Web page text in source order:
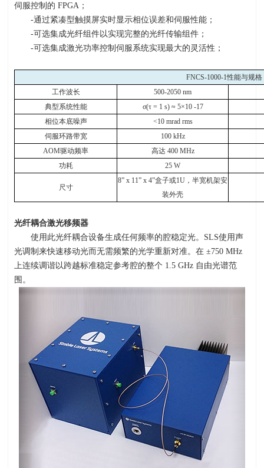
伺服控制的 FPGA ；
-通过紧凑型触摸屏实时显示相位误差和伺服性能；
-可选集成光纤组件以实现完整的光纤传输组件；
-可选集成激光功率控制伺服系统实现最大的灵活性；
FNCS-1000-1性能与规格
工作波长
500-2050 nm
典型系统性能
σ(τ= 1 s) ≈ 5×10 -17
相位本底噪声
<10 mrad rms
伺服环路带宽
100 kHz
AOM驱动频率 高达400 MHz
功耗
25 W
尺寸
8” x 11” x 4”盒子或1U ，半宽机架安
装外壳
光纤耦合激光移频器
使用此光纤耦合设备生成任何频率的腔稳定光。 SLS使用声
光调制来快速移动光而无需频繁的光学重新对准。在 ±750 MHz
上连续调谐以跨越标准稳定参考腔的整个 1.5 GHz 自由光谱范
围。